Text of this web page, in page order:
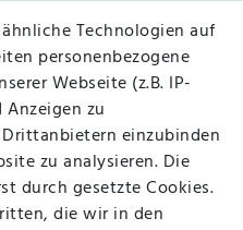
Kontakt
Technologien auf
personenbezogene
Webseite (z.B. IP-
Anzeigen zu
einzubinden
zu analysieren. Die
durch gesetzte Cookies.
die wir in den